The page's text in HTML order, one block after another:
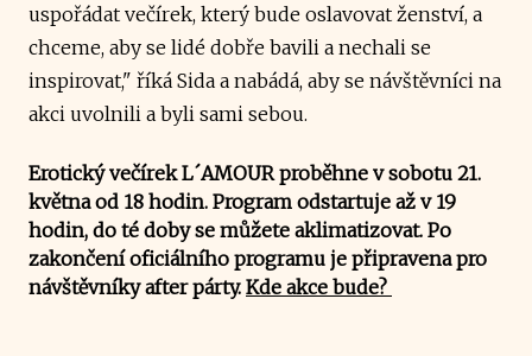
uspořádat večírek, který bude oslavovat ženství, a
chceme, aby se lidé dobře bavili a nechali se
inspirovat," říká Sida a nabádá, aby se návštěvníci na
akci uvolnili a byli sami sebou.
Erotický večírek L´AMOUR proběhne v sobotu 21.
května od 18 hodin. Program odstartuje až v 19
hodin, do té doby se můžete aklimatizovat. Po
zakončení oficiálního programu je připravena pro
návštěvníky after párty. Kde akce bude?